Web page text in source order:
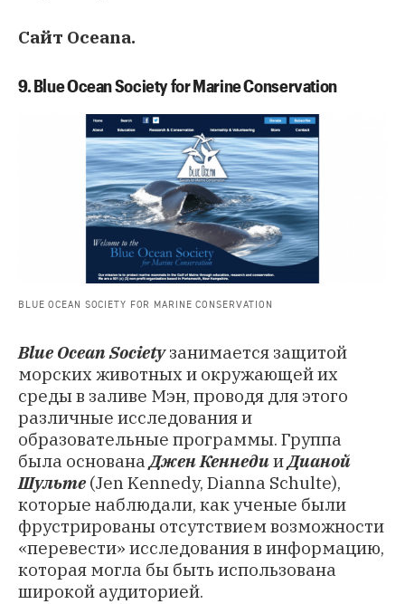
Сайт Oceana.
9. Blue Ocean Society for Marine Conservation
BLUE OCEAN SOCIETY FOR MARINE CONSERVATION
Blue Ocean Societyзанимается защитой
морских животных и окружающей их
среды в заливе Мэн, проводя для этого
различные исследования и
образовательные программы. Группа
была основанаДжен КеннедииДианой
Шульте (Jen Kennedy, Dianna Schulte),
которые наблюдали, как ученые были
фрустрированы отсутствием возможности
«перевести» исследования в информацию,
которая могла бы быть использована
широкой аудиторией.